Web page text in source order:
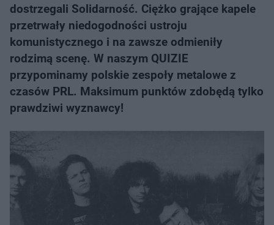
dostrzegali Solidarność. Ciężko grające kapele
przetrwały niedogodności ustroju
komunistycznego i na zawsze odmieniły
rodzimą scenę. W naszym QUIZIE
przypominamy polskie zespoły metalowe z
czasów PRL. Maksimum punktów zdobędą tylko
prawdziwi wyznawcy!